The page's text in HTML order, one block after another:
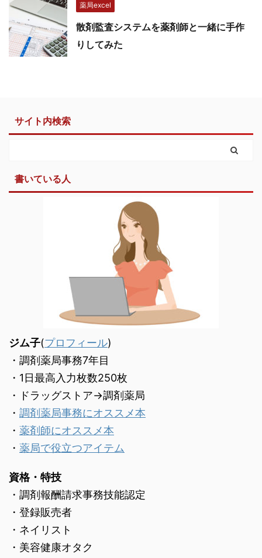
薬局excel
散剤監査システムを薬剤師と一緒に手作
りしてみた
サイト内検索
書いている人
ジム子(プロフィール)
・調剤薬局事務7年目
・1日最高入力枚数250枚
・ドラッグストア→調剤薬局
・ 調剤薬局事務にオススメ本
・ 薬剤師にオススメ本
・ 薬局で役立つアイテム
資格・特技
・調剤報酬請求事務技能認定
・登録販売者
・ネイリスト
・美容健康オタク